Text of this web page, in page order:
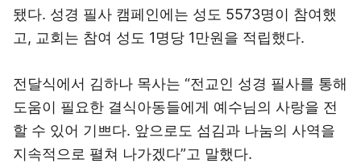
됐다. 성경 필사 캠페인에는 성도 5573명이 참여했
고, 교회는 참여 성도 1명당 1만원을 적립했다.
전달식에서 김하나 목사는 “전교인 성경 필사를 통해
도움이 필요한 결식아동들에게 예수님의 사랑을 전
할 수 있어 기쁘다. 앞으로도 섬김과 나눔의 사역을
지속적으로 펼쳐 나가겠다”고 말했다.